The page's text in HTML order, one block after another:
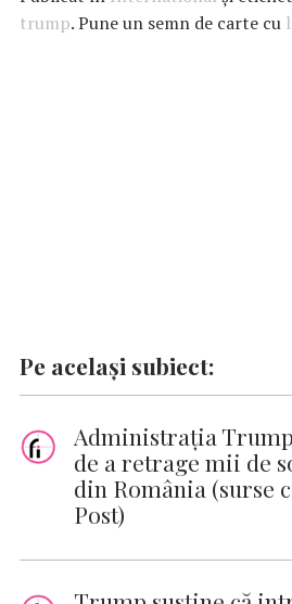
b s te e l
trump. Pune un semn de carte cu
Pe același subiect:
Administrația
de a retrage mii de
din România (surse
Post)